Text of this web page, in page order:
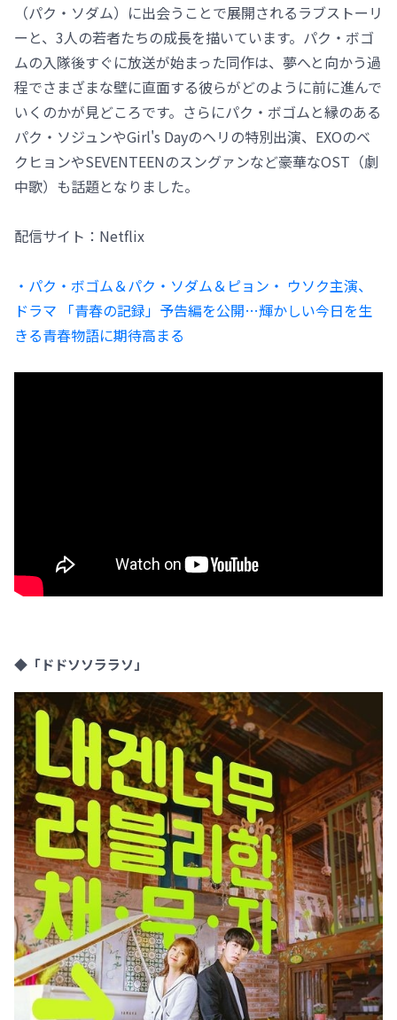
（パク・ソダム）に出会うことで展開されるラブストーリ
ーと、3人の若者たちの成長を描いています。パク・ボゴ
ムの入隊後すぐに放送が始まった同作は、夢へと向かう過
程でさまざまな壁に直面する彼らがどのように前に進んで
いくのかが見どころです。さらにパク・ボゴムと縁のある
パク・ソジュンやGirl's Dayのヘリの特別出演、EXOのベ
クヒョンやSEVENTEENのスングァンなど豪華なOST（劇
中歌）も話題となりました。
配信サイト：Netflix
・パク・ボゴム＆パク・ソダム＆ピョン・ ウソク主演、
ドラマ 「青春の記録」予告編を公開…輝かしい今日を生
きる青春物語に期待高まる
◆「ドドソソララソ」